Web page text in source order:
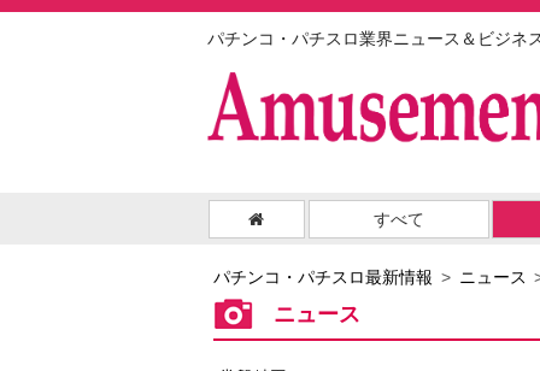
パチンコ・パチスロ業界ニュース＆ビジネ
すべて
パチンコ・パチスロ最新情報 ニュース
ニュース